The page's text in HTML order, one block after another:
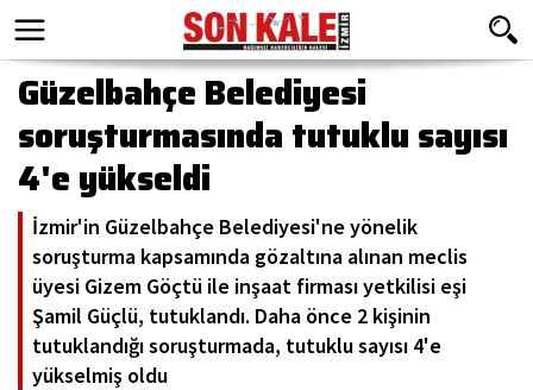
Güzelbahçe Belediyesi
soruşturmasında tutuklu sayısı
4'e yükseldi
İzmir'in Güzelbahçe Belediyesi'ne yönelik
soruşturma kapsamında gözaltına alınan meclis
üyesi Gizem Göçtü ile inşaat firması yetkilisi eşi
Şamil Güçlü, tutuklandı. Daha önce 2 kişinin
tutuklandığı soruşturmada, tutuklu sayısı 4'e
yükselmiş oldu